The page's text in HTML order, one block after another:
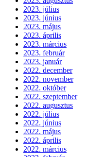
2023. július
2023. június
2023. május
2023. április
2023. március
2023. február
2023. január
2022. december
2022. november
2022. október
2022. szeptember
2022. augusztus
2022. július
2022. június
2022. május
2022. április
2022. március